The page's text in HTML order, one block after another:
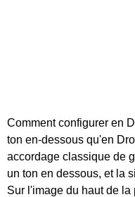
Comment configurer en
ton en-dessous qu'en
accordage classique de
un ton en dessous, et la
Sur l'image du haut de